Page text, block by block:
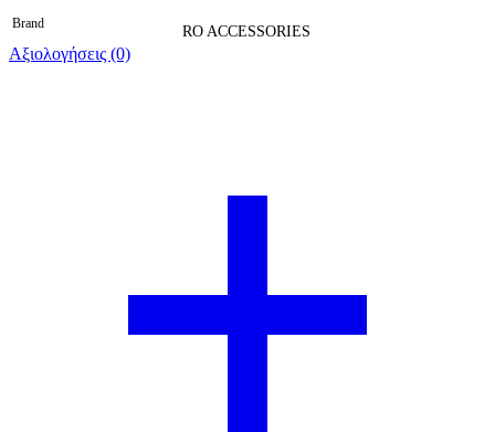
Brand RO ACCESSORIES
Αξιολογήσεις (0)